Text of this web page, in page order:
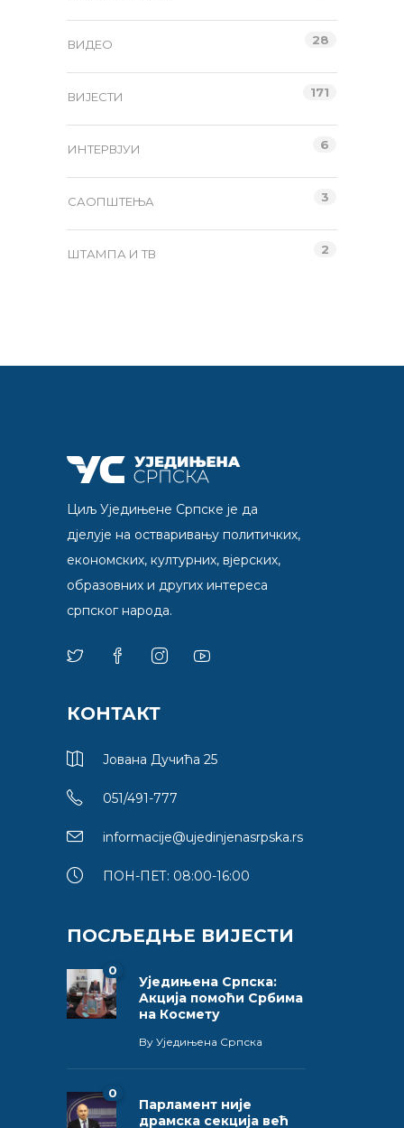
ВИДЕО 28
ВИЈЕСТИ 171
ИНТЕРВЈУИ 6
САОПШТЕЊА 3
ШТАМПА И ТВ 2
Циљ Уједињене Српске је да
дјелује на остваривању политичких,
економских, културних, вјерских,
образовних и других интереса
српског народа.
КОНТАКТ
Јована Дучића 25
051/491-777
informacije@ujedinjenasrpska.rs
ПОН-ПЕТ: 08:00-16:00
ПОСЉЕДЊЕ ВИЈЕСТИ
0
Уједињена Српска:
Aкција помоћи Србима
на Космету
By Уједињена Српска
0
Парламент није
драмска секција већ